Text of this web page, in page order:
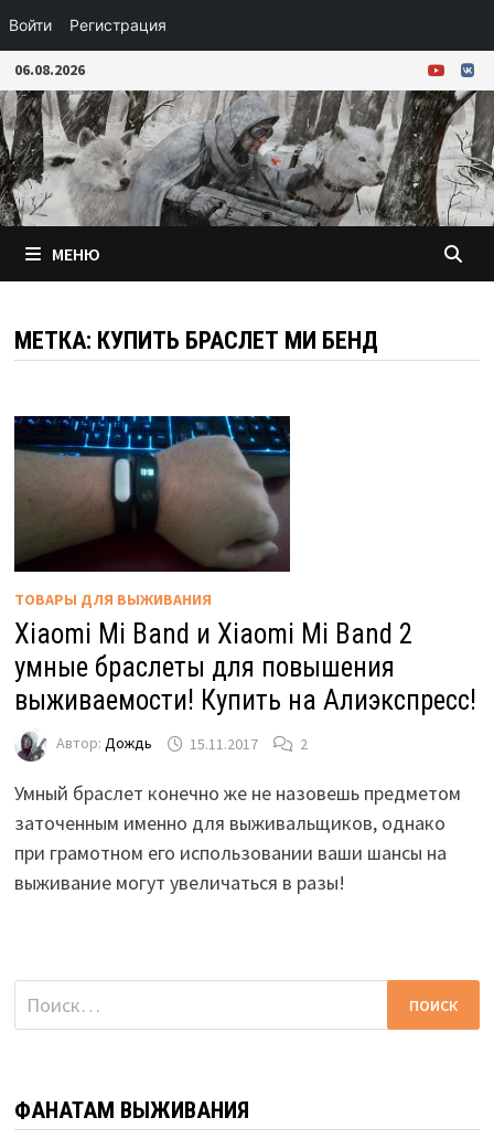
Войти Регистрация
Перейти
к
содержимому
06.08.2026
МЕНЮ
МЕТКА: КУПИТЬ БРАСЛЕТ МИ БЕНД
ТОВАРЫ ДЛЯ ВЫЖИВАНИЯ
Xiaomi Mi Band и Xiaomi Mi Band 2
умные браслеты для повышения
выживаемости! Купить на Алиэкспресс!
Автор: Дождь 15.11.2017 2
Умный браслет конечно же не назовешь предметом
заточенным именно для выживальщиков, однако
при грамотном его использовании ваши шансы на
выживание могут увеличаться в разы!
Найти:
ФАНАТАМ ВЫЖИВАНИЯ